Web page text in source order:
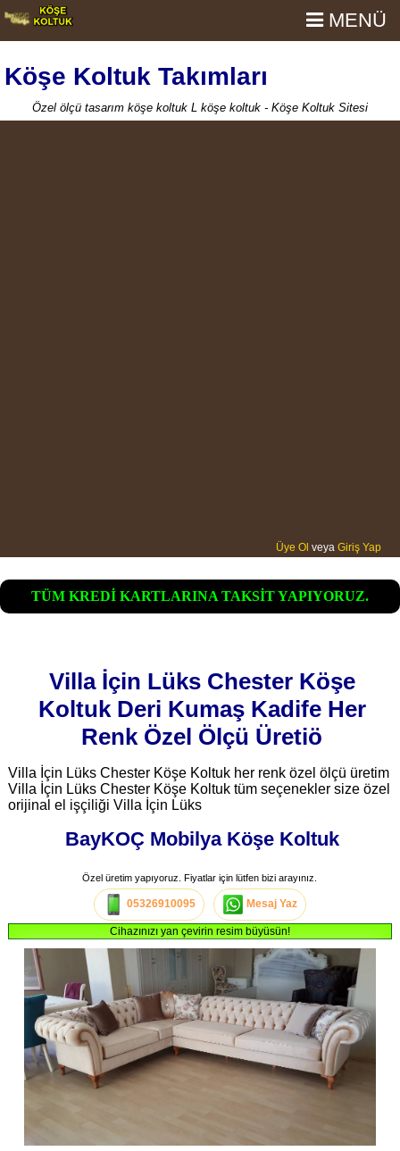
Köşe Koltuk Takımları
MENÜ
Özel ölçü tasarım köşe koltuk L köşe koltuk - Köşe Koltuk Sitesi
Üye Ol veya Giriş Yap
TÜM KREDİ KARTLARINA TAKSİT YAPIYORUZ.
Villa İçin Lüks Chester Köşe
Koltuk Deri Kumaş Kadife Her
Renk Özel Ölçü Üretiö
Villa İçin Lüks Chester Köşe Koltuk her renk özel ölçü üretim
Villa İçin Lüks Chester Köşe Koltuk tüm seçenekler size özel
orijinal el işçiliği Villa İçin Lüks
BayKOÇ Mobilya Köşe Koltuk
Özel üretim yapıyoruz. Fiyatlar için lütfen bizi arayınız.
05326910095 Mesaj Yaz
Cihazınızı yan çevirin resim büyüsün!